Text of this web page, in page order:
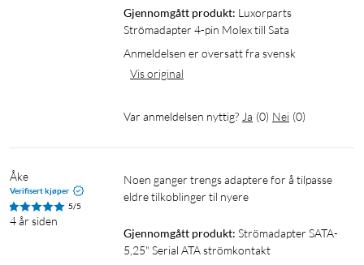
Gjennomgått produkt: Luxorparts
Strömadapter 4-pin Molex till Sata
Anmeldelsen er oversatt fra svensk
Vis original
Var anmeldelsen nyttig? Ja (0) Nei (0)
Åke
Verifisert kjøper
5/5
4 år siden
Noen ganger trengs adaptere for å tilpasse
eldre tilkoblinger til nyere
Gjennomgått produkt: Strömadapter SATA-
5,25" Serial ATA strömkontakt